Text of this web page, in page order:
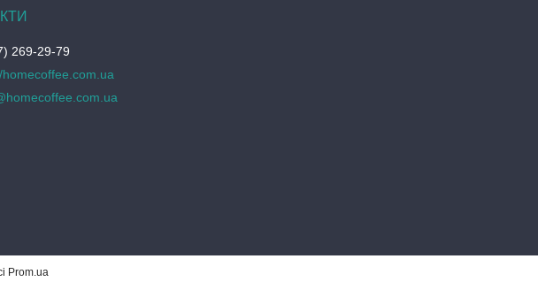
269-29-79
homecoffee.com.ua
Prom.ua